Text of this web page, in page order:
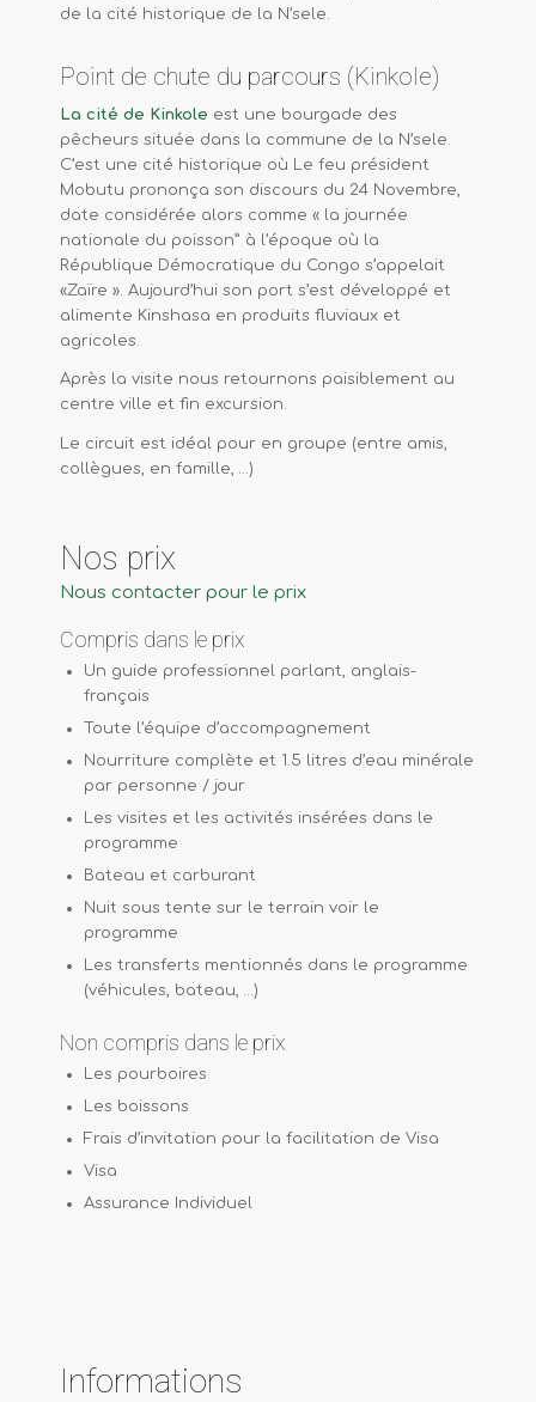
de la cité historique de la N’sele.
Point de chute du parcours (Kinkole)
La cité de Kinkole est une bourgade des
pêcheurs située dans la commune de la N’sele.
C’est une cité historique où Le feu président
Mobutu prononça son discours du 24 Novembre,
date considérée alors comme « la journée
nationale du poisson” à l’époque où la
République Démocratique du Congo s’appelait
«Zaïre ». Aujourd’hui son port s’est développé et
alimente Kinshasa en produits fluviaux et
agricoles.
Après la visite nous retournons paisiblement au
centre ville et fin excursion.
Le circuit est idéal pour en groupe (entre amis,
collègues, en famille, …)
Nos prix
Nous contacter pour le prix
Compris dans le prix
Un guide professionnel parlant, anglais-
français
Toute l’équipe d’accompagnement
Nourriture complète et 1.5 litres d’eau minérale
par personne / jour
Les visites et les activités insérées dans le
programme
Bateau et carburant
Nuit sous tente sur le terrain voir le
programme
Les transferts mentionnés dans le programme
(véhicules, bateau, …)
Non compris dans le prix
Les pourboires
Les boissons
Frais d’invitation pour la facilitation de Visa
Visa
Assurance Individuel
Informations